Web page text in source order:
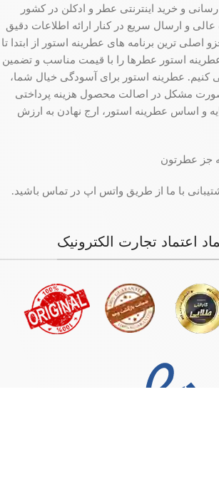
و خرید اینترنتی عطر و ادکلن در کشور
و ارسال سریع در کنار ارائه اطلاعات دقیق
اصلی ترین برنامه های عطرینه استور از ابتدا تا
استور عطرها را با قیمت مناسب و تضمین
کنیم. عطرینه استور برای آسودگی خیال شما،
مشکل در اصالت محصول هزینه پرداختی
و اساس عطرینه استور، ارج نهادن به ارزش
جز عطرتون
با ما از طریق واتس اپ در تماس باشید.
اعتماد تجارت الکترونیک